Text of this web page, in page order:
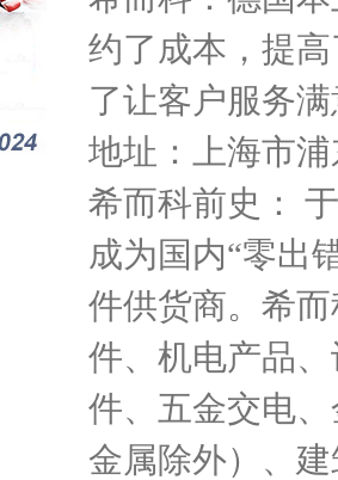
约了成本，提
了让客户服务
地址：上海市
希而科前史：
成为国内“零出
件供货商。希
件、机电产品
件、五金交电
金属除外）、